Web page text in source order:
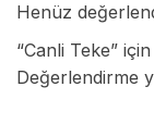
Henüz
“Canli Teke”
Değerlendirme